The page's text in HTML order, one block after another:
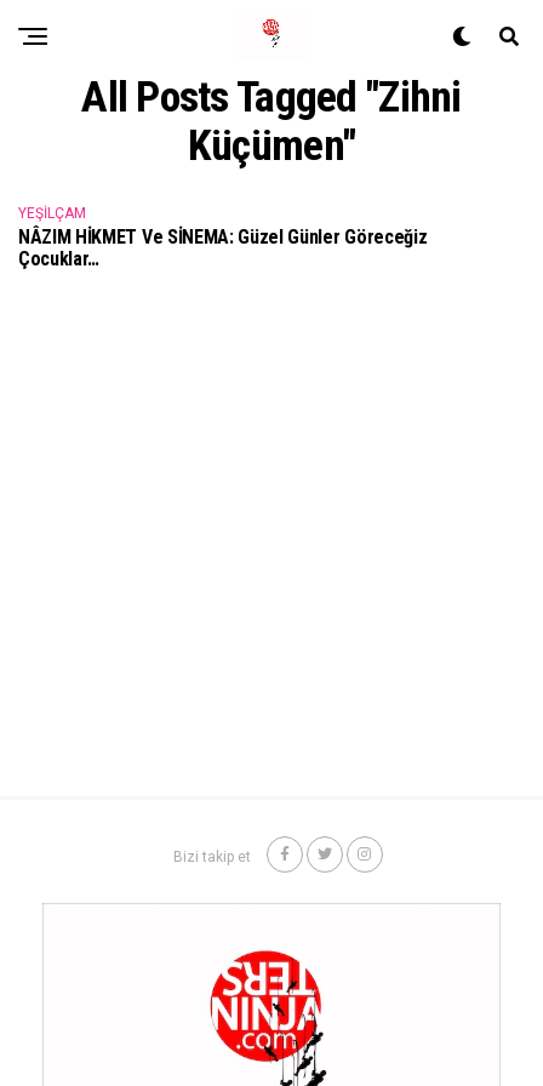
All Posts Tagged "Zihni
Küçümen"
YEŞILÇAM
NÂZIM HİKMET Ve SİNEMA: Güzel Günler Göreceğiz
Çocuklar…
Bizi takip et